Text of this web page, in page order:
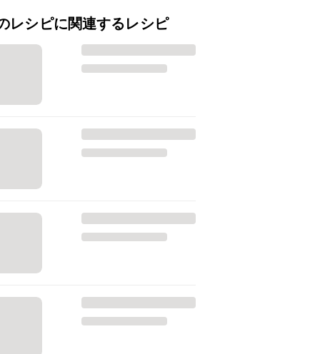
レシピに関連するレシピ